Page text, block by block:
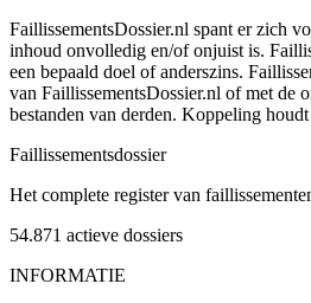
FaillissementsDossier.nl spant er zich
inhoud onvolledig en/of onjuist is.
een bepaald doel of anderszins.
van FaillissementsDossier.nl of met de
bestanden van derden. Koppeling
Faillissementsdossier
Het complete register van
54.871 actieve dossiers
INFORMATIE